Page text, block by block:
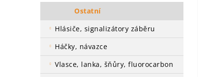
ostatní
hlásiče, signalizátory záběru
háčky, návazce
vlasce, lanka, šňůry, fluorocarbon